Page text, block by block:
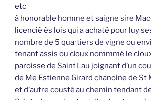
etc
à honorable homme et saigne sire
licenciè ès lois qui a achaté pour luy
nombre de 5 quartiers de vigne ou
tenant assis ou cloux nommmé le
paroisse de Saint Lau joignant d’un
de Me Estienne Girard chanoine de St
et d’autre cousté au chemin tendant